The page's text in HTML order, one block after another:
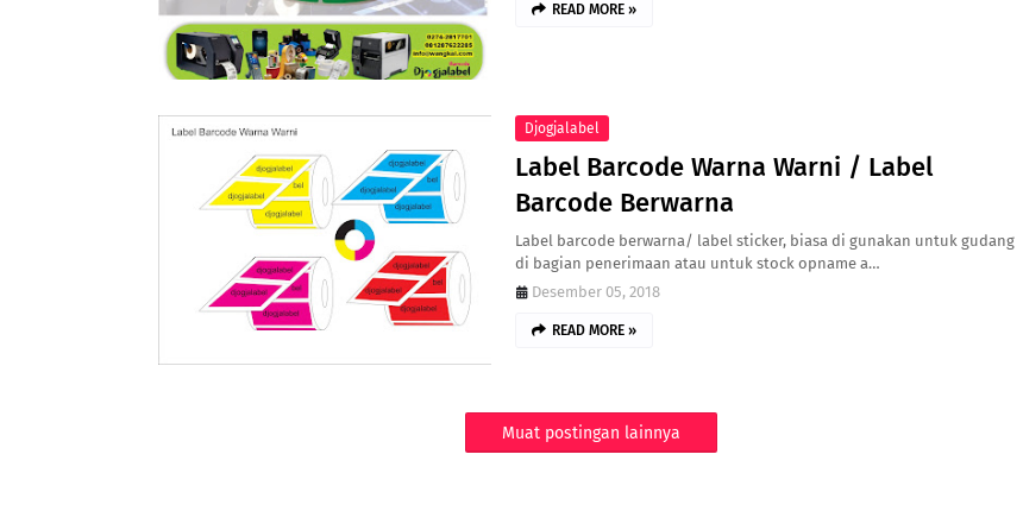
READ MORE »
Djogjalabel
Label Barcode Warna Warni / Label
Barcode Berwarna
Label barcode berwarna/ label sticker, biasa di gunakan untuk gudang
di bagian penerimaan atau untuk stock opname a…
Desember 05, 2018
READ MORE »
Muat postingan lainnya